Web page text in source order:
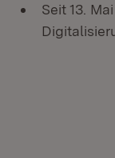
Seit 13.